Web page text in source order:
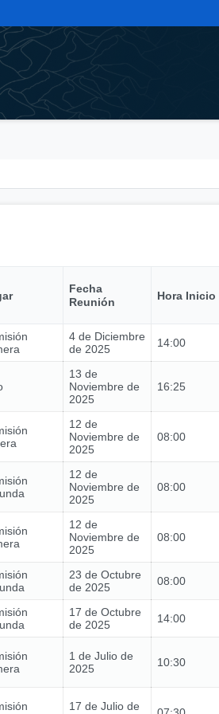
Fecha
Reunión
Hora Inicio
4 de Diciembre
de 2025
14:00
13 de
Noviembre de
2025
16:25
12 de
Noviembre de
2025
08:00
12 de
Noviembre de
2025
08:00
12 de
Noviembre de
2025
08:00
23 de Octubre
de 2025
08:00
17 de Octubre
de 2025
14:00
1 de Julio de
2025
10:30
17 de Julio de